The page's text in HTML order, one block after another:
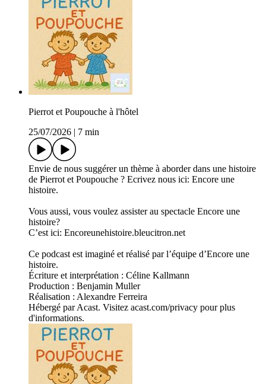
Pierrot et Poupouche à l'hôtel
25/07/2026 | 7 min
Envie de nous suggérer un thème à aborder dans une histoire
de Pierrot et Poupouche ? Ecrivez nous ici: Encore une
histoire.
Vous aussi, vous voulez assister au spectacle Encore une
histoire?
C’est ici: Encoreunehistoire.bleucitron.net
Ce podcast est imaginé et réalisé par l’équipe d’Encore une
histoire.
Écriture et interprétation : Céline Kallmann
Production : Benjamin Muller
Réalisation : Alexandre Ferreira
Hébergé par Acast. Visitez acast.com/privacy pour plus
d'informations.